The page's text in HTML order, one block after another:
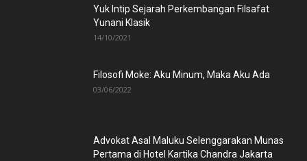
Yuk Intip Sejarah Perkembangan Filsafat
Yunani Klasik
14/10/2021
Filosofi Moke: Aku Minum, Maka Aku Ada
03/06/2022
Advokat Asal Maluku Selenggarakan Munas
Pertama di Hotel Kartika Chandra Jakarta